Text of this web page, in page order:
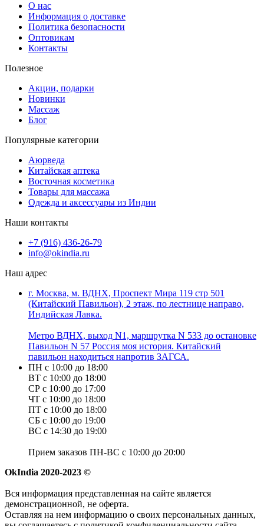
О нас
Информация о доставке
Политика безопасности
Оптовикам
Контакты
Полезное
Акции, подарки
Новинки
Массаж
Блог
Популярные категории
Аюрведа
Китайская аптека
Восточная косметика
Товары для массажа
Одежда и аксессуары из Индии
Наши контакты
+7 (916) 436-26-79
info@okindia.ru
Наш адрес
г. Москва, м. ВДНХ, Проспект Мира 119 стр 501
(Китайский Павильон), 2 этаж, по лестнице направо,
Индийская Лавка.
Метро ВДНХ, выход N1, маршрутка N 533 до остановке
Павильон N 57 Россия моя история. Китайский
павильон находиться напротив ЗАГСА.
ПН с 10:00 до 18:00
ВТ с 10:00 до 18:00
СР с 10:00 до 17:00
ЧТ с 10:00 до 18:00
ПТ с 10:00 до 18:00
СБ с 10:00 до 19:00
ВС с 14:30 до 19:00
Прием заказов ПН-ВС с 10:00 до 20:00
OkIndia 2020-2023 ©
Вся информация представленная на сайте является
демонстрационной, не оферта.
Оставляя на нем информацию о своих персональных данных,